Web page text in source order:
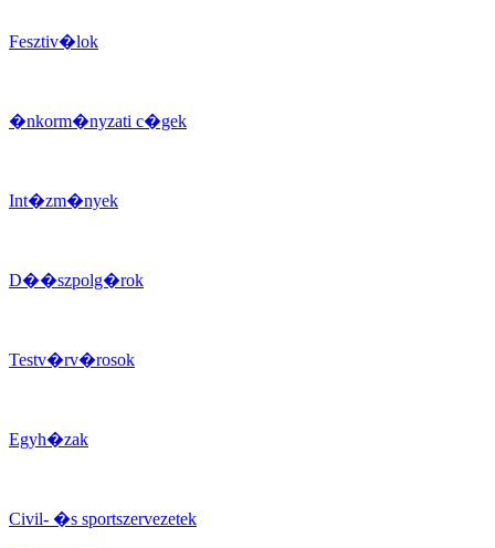
Fesztiv�lok
�nkorm�nyzati c�gek
Int�zm�nyek
D��szpolg�rok
Testv�rv�rosok
Egyh�zak
Civil- �s sportszervezetek